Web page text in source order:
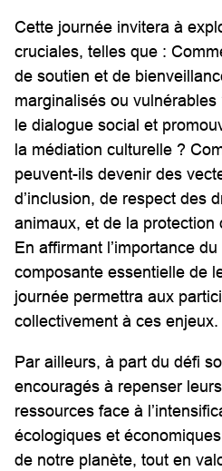
Cette journée invitera à
cruciales, telles que :
de soutien et de
marginalisés ou
le dialogue social et
la médiation culturelle ?
peuvent-ils devenir des
d’inclusion, de respect des
animaux, et de la protection
En affirmant l’importance
composante essentielle de
journée permettra aux
collectivement à ces enjeux.
Par ailleurs, à part du défi
encouragés à repenser
ressources face à
écologiques et
de notre planète, tout en